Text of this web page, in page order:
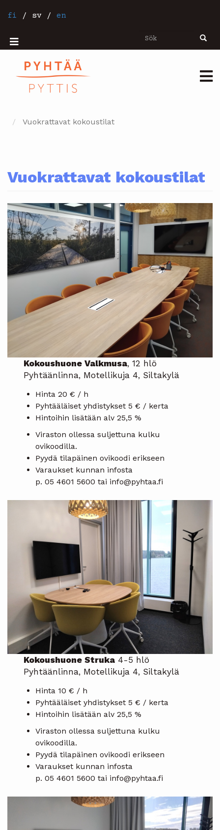
tillfi / sv / en
Sök Sök
Mobiilivalikko
Vuokrattavat kokoustilat
Vuokrattavat kokoustilat
Kokoushuone Valkmusa, 12 hlö
Pyhtäänlinna, Motellikuja 4, Siltakylä
Hinta 20 € / h
Pyhtääläiset yhdistykset 5 € / kerta
Hintoihin lisätään alv 25,5 %
Viraston ollessa suljettuna kulku
ovikoodilla.
Pyydä tilapäinen ovikoodi erikseen
Varaukset kunnan infosta
p. 05 4601 5600 tai info@pyhtaa.fi
Kokoushuone Struka 4-5 hlö
Pyhtäänlinna, Motellikuja 4, Siltakylä
Hinta 10 € / h
Pyhtääläiset yhdistykset 5 € / kerta
Hintoihin lisätään alv 25,5 %
Viraston ollessa suljettuna kulku
ovikoodilla.
Pyydä tilapäinen ovikoodi erikseen
Varaukset kunnan infosta
p. 05 4601 5600 tai info@pyhtaa.fi